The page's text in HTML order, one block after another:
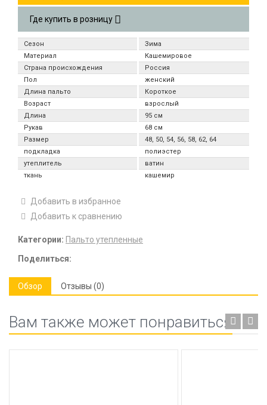
Где купить в розницу
Сезон
Зима
Материал
Кашемировое
Страна происхождения
Россия
Пол
женский
Длина пальто
Короткое
Возраст
взрослый
Длина
95 см
Рукав
68 см
Размер
48, 50, 54, 56, 58, 62, 64
подкладка
полиэстер
утеплитель
ватин
ткань
кашемир
Добавить в избранное
Добавить к сравнению
Категории: Пальто утепленные
Поделиться:
Обзор Отзывы (0)
Вам также может понравиться